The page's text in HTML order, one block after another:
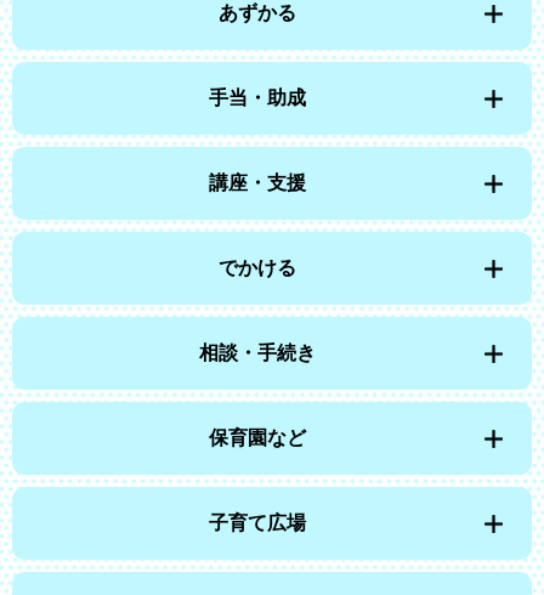
あずかる
手当・助成
講座・支援
でかける
相談・手続き
保育園など
子育て広場